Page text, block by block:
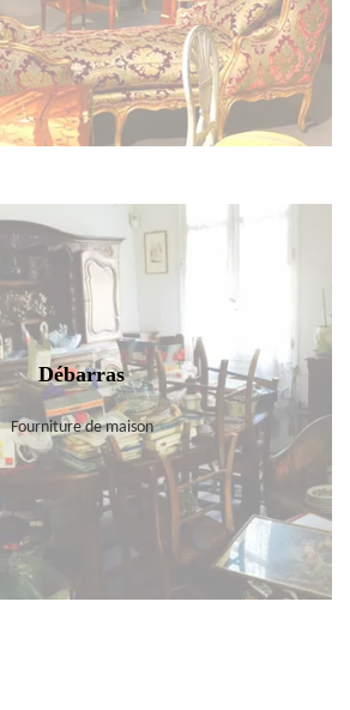
Débarras
Fourniture de maison